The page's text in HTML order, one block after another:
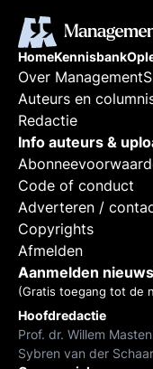
HomeKennisbank
Over
Auteurs en
Redactie
Info auteurs &
Code of conduct
Adverteren /
Copyrights
Afmelden
Aanmelden
(Gratis toegang tot de
Hoofdredactie
Prof. dr. Willem
Sybren van der Schaar